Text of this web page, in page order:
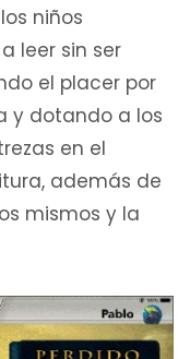
niños
leer sin ser
el placer por
y dotando a los
en el
además de
mismos y la